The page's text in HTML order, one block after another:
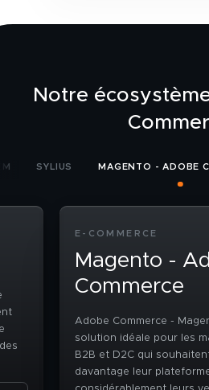
Notre
SYLIUS MAGENTO - ADOBE
E-COMMERCE
Magento -
Commerce
Adobe Commerce -
solution idéale pour les
B2B et D2C qui
davantage leur